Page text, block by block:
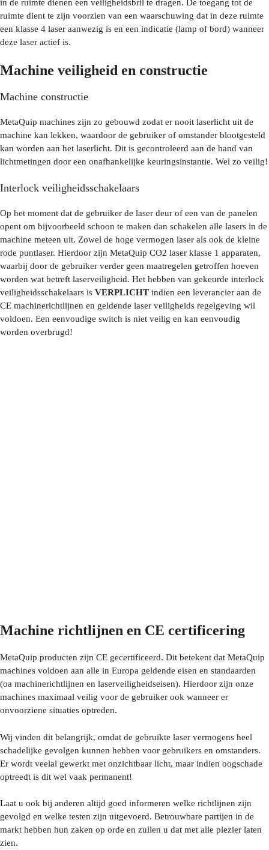
in de ruimte dienen een veiligheidsbril te dragen. De toegang tot de
ruimte dient te zijn voorzien van een waarschuwing dat in deze ruimte
een klasse 4 laser aanwezig is en een indicatie (lamp of bord) wanneer
deze laser actief is.
Machine veiligheid en constructie
Machine constructie
MetaQuip machines zijn zo gebouwd zodat er nooit laserlicht uit de
machine kan lekken, waardoor de gebruiker of omstander blootgesteld
kan worden aan het laserlicht. Dit is gecontroleerd aan de hand van
lichtmetingen door een onafhankelijke keuringsinstantie. Wel zo veilig!
Interlock veiligheidsschakelaars
Op het moment dat de gebruiker de laser deur of een van de panelen
opent om bijvoorbeeld schoon te maken dan schakelen alle lasers in de
machine meteen uit. Zowel de hoge vermogen laser als ook de kleine
rode puntlaser. Hierdoor zijn MetaQuip CO2 laser klasse 1 apparaten,
waarbij door de gebruiker verder geen maatregelen getroffen hoeven
worden wat betreft laserveiligheid. Het hebben van gekeurde interlock
veiligheidsschakelaars is VERPLICHT indien een leverancier aan de
CE machinerichtlijnen en geldende laser veiligheids regelgeving wil
voldoen. Een eenvoudige switch is niet veilig en kan eenvoudig
worden overbrugd!
Machine richtlijnen en CE certificering
MetaQuip producten zijn CE gecertificeerd. Dit betekent dat MetaQuip
machines voldoen aan alle in Europa geldende eisen en standaarden
(oa machinerichtlijnen en laserveiligheidseisen). Hierdoor zijn onze
machines maximaal veilig voor de gebruiker ook wanneer er
onvoorziene situaties optreden.
Wij vinden dit belangrijk, omdat de gebruikte laser vermogens heel
schadelijke gevolgen kunnen hebben voor gebruikers en omstanders.
Er wordt veelal gewerkt met onzichtbaar licht, maar indien oogschade
optreedt is dit wel vaak permanent!
Laat u ook bij anderen altijd goed informeren welke richtlijnen zijn
gevolgd en welke testen zijn uitgevoerd. Betrouwbare partijen in de
markt hebben hun zaken op orde en zullen u dat met alle plezier laten
zien.